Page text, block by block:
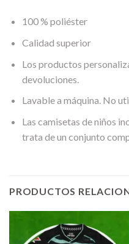
100 % poliéster
Calidad superior
Los productos
devoluciones.
Lavable a máquina. No
Las camisetas de niños
trata de un conjunto
PRODUCTOS